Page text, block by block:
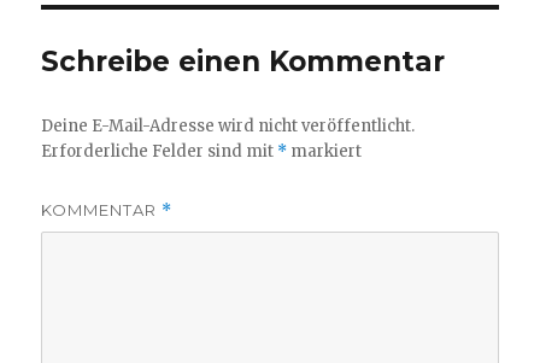
Schreibe einen Kommentar
Deine E-Mail-Adresse wird nicht veröffentlicht.
Erforderliche Felder sind mit * markiert
KOMMENTAR *